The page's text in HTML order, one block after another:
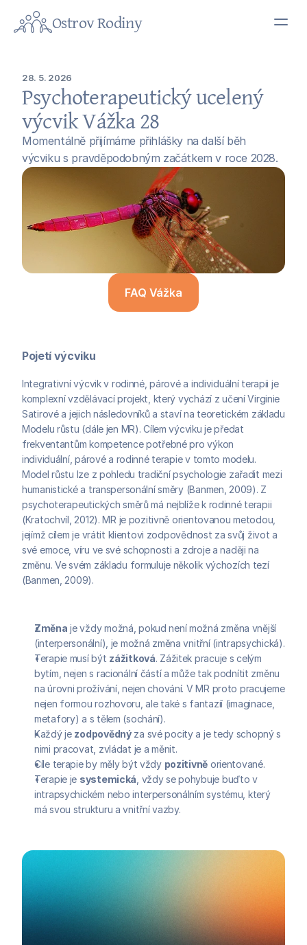
UDÁLOSTI
KNIHOVNA
TERAPEUTI
Chci výcvik
Ostrov Rodiny
VZDĚLÁVÁNÍ
KNIHOVNA
28. 5. 2026
Psychoterapeutický ucelený
výcvik Vážka 28
Momentálně přijímáme přihlášky na další běh
výcviku s pravděpodobným začátkem v roce 2028.
FAQ Vážka
Pojetí výcviku
Integrativní výcvik v rodinné, párové a individuální terapii je
komplexní vzdělávací projekt, který vychází z učení Virginie
Satirové a jejich následovníků a staví na teoretickém základu
Modelu růstu (dále jen MR). Cílem výcviku je předat
frekventantům kompetence potřebné pro výkon
individuální, párové a rodinné terapie v tomto modelu.
Model růstu lze z pohledu tradiční psychologie zařadit mezi
humanistické a transpersonální směry (Banmen, 2009). Z
psychoterapeutických směrů má nejblíže k rodinné terapii
(Kratochvíl, 2012). MR je pozitivně orientovanou metodou,
jejímž cílem je vrátit klientovi zodpovědnost za svůj život a
své emoce, víru ve své schopnosti a zdroje a naději na
změnu. Ve svém základu formuluje několik výchozích tezí
(Banmen, 2009).
Změna je vždy možná, pokud není možná změna vnější
(interpersonální), je možná změna vnitřní (intrapsychická).
Terapie musí být zážitková. Zážitek pracuje s celým
bytím, nejen s racionální částí a může tak podnítit změnu
na úrovni prožívání, nejen chování. V MR proto pracujeme
nejen formou rozhovoru, ale také s fantazií (imaginace,
metafory) a s tělem (sochání).
Každý je zodpovědný za své pocity a je tedy schopný s
nimi pracovat, zvládat je a měnit.
Cíle terapie by měly být vždy pozitivně orientované.
Terapie je systemická , vždy se pohybuje buďto v
intrapsychickém nebo interpersonálním systému, který
má svou strukturu a vnitřní vazby.